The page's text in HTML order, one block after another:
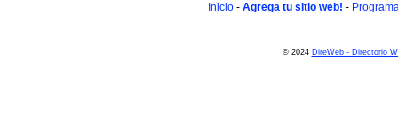
Inicio - Agrega tu sitio web! -
© 2024 DireWeb - Directorio